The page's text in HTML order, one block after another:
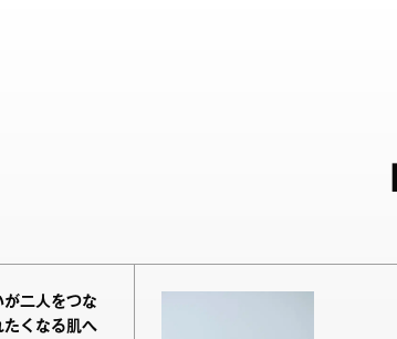
が二人をつな
たくなる肌へ